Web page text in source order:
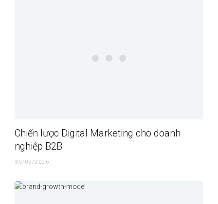
Chiến lược Digital Marketing cho doanh
nghiệp B2B
30/03/2026